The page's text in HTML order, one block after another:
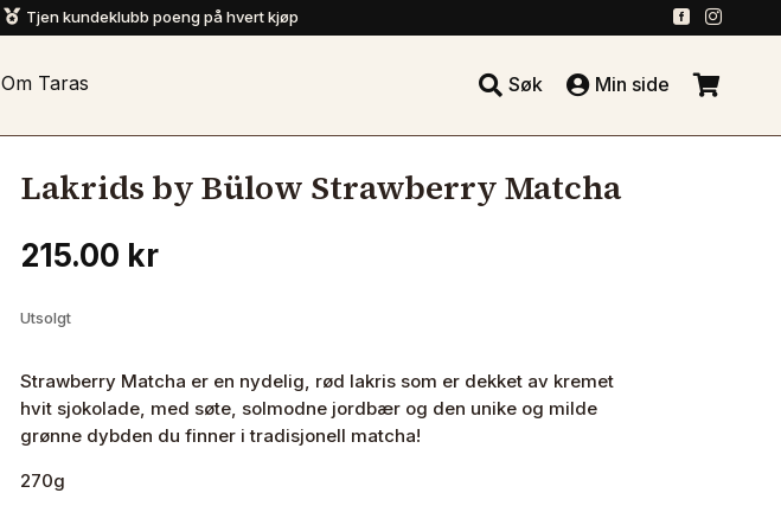
 Tjen kundeklubb poeng på hvert kjøp  
Om Taras  Søk  Min side 
Lakrids by Bülow Strawberry Matcha
215.00 kr
Utsolgt
Strawberry Matcha er en nydelig, rød lakris som er dekket av kremet
hvit sjokolade, med søte, solmodne jordbær og den unike og milde
grønne dybden du finner i tradisjonell matcha!
270g